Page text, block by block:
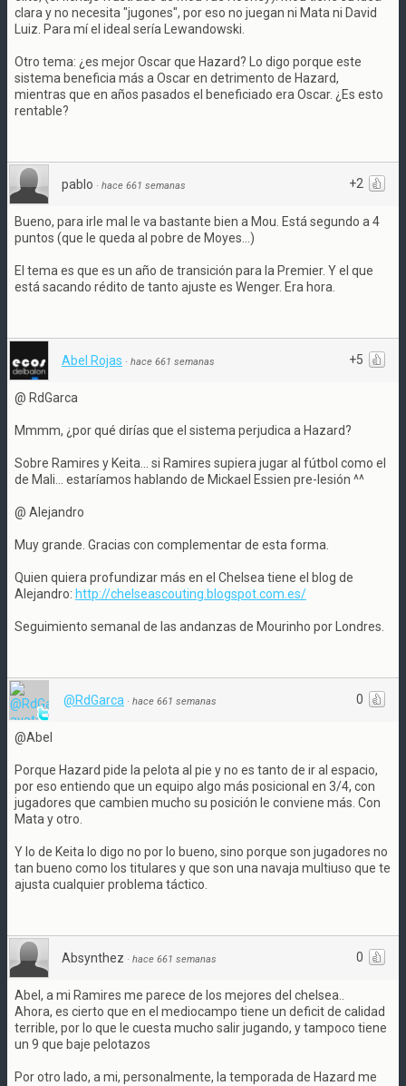
clara y no necesita "jugones", por eso no juegan ni Mata ni David
Luiz. Para mí el ideal sería Lewandowski.
Otro tema: ¿es mejor Oscar que Hazard? Lo digo porque este
sistema beneficia más a Oscar en detrimento de Hazard,
mientras que en años pasados el beneficiado era Oscar. ¿Es esto
rentable?
+2
pablo · hace 661 semanas
Bueno, para irle mal le va bastante bien a Mou. Está segundo a 4
puntos (que le queda al pobre de Moyes...)
El tema es que es un año de transición para la Premier. Y el que
está sacando rédito de tanto ajuste es Wenger. Era hora.
+5
Abel Rojas · hace 661 semanas
@ RdGarca
Mmmm, ¿por qué dirías que el sistema perjudica a Hazard?
Sobre Ramires y Keita... si Ramires supiera jugar al fútbol como el
de Mali... estaríamos hablando de Mickael Essien pre-lesión ^^
@ Alejandro
Muy grande. Gracias con complementar de esta forma.
Quien quiera profundizar más en el Chelsea tiene el blog de
Alejandro: http://chelseascouting.blogspot.com.es/
Seguimiento semanal de las andanzas de Mourinho por Londres.
0
@RdGarca · hace 661 semanas
@Abel
Porque Hazard pide la pelota al pie y no es tanto de ir al espacio,
por eso entiendo que un equipo algo más posicional en 3/4, con
jugadores que cambien mucho su posición le conviene más. Con
Mata y otro.
Y lo de Keita lo digo no por lo bueno, sino porque son jugadores no
tan bueno como los titulares y que son una navaja multiuso que te
ajusta cualquier problema táctico.
0
Absynthez · hace 661 semanas
Abel, a mi Ramires me parece de los mejores del chelsea..
Ahora, es cierto que en el mediocampo tiene un deficit de calidad
terrible, por lo que le cuesta mucho salir jugando, y tampoco tiene
un 9 que baje pelotazos
Por otro lado, a mi, personalmente, la temporada de Hazard me